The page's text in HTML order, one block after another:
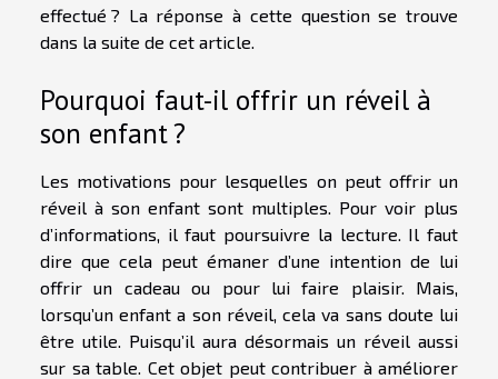
effectué ? La réponse à cette question se trouve
dans la suite de cet article.
Pourquoi faut-il offrir un réveil à
son enfant ?
Les motivations pour lesquelles on peut offrir un
réveil à son enfant sont multiples. Pour voir plus
d’informations,
il faut poursuivre la lecture. Il faut
dire que cela peut émaner d’une intention de lui
offrir un cadeau ou pour lui faire plaisir. Mais,
lorsqu’un enfant a son réveil, cela va sans doute lui
être utile. Puisqu’il aura désormais un réveil aussi
sur sa table. Cet objet peut contribuer à améliorer